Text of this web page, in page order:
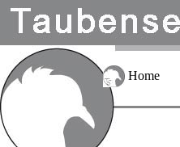
Home